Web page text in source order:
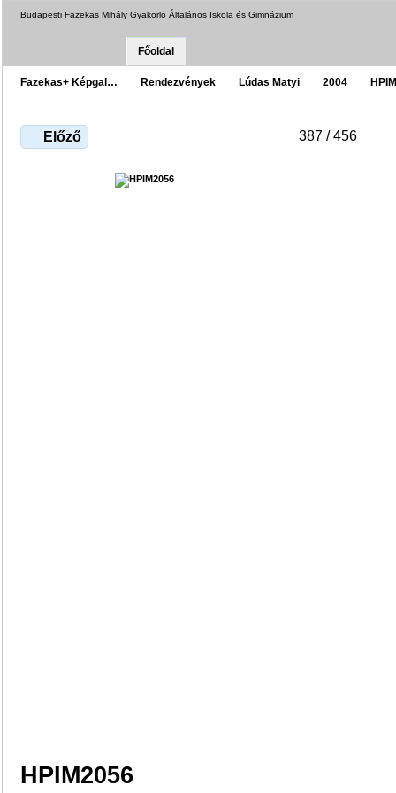
Budapesti Fazekas Mihály Gyakorló Általános Iskola és Gimnázium
Főoldal
Fazekas+ Képgal… Rendezvények Lúdas Matyi 2004
Előző 387 / 456
HPIM2056